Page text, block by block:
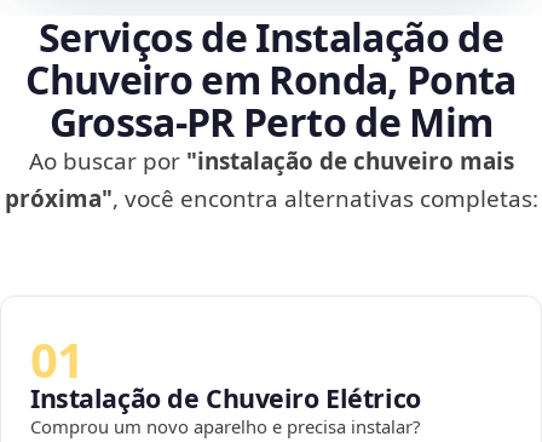
Serviços de Instalação de
Chuveiro em Ronda, Ponta
Grossa‑PR Perto de Mim
Ao buscar por "instalação de chuveiro mais
próxima", você encontra alternativas completas:
01
Instalação de Chuveiro Elétrico
Comprou um novo aparelho e precisa instalar?